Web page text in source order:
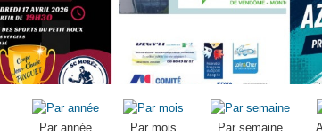
Par année Par mois Par semaine